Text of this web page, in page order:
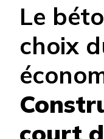
Le
choix